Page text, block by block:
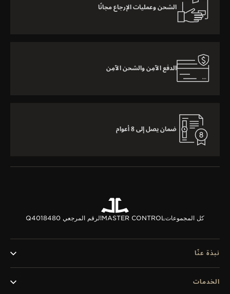
الشحن وعمليات الإرجاع مجانًا
الدفع الآمِن والشحن الآمِن
ضمان يصل إلى 8 أعوام
كل المجموعاتMASTER CONTROLالرقم المرجعي Q4018480
نبذة عنّا
الخدمات